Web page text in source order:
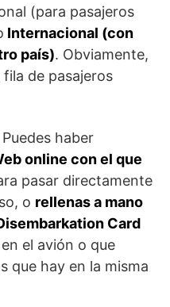
(para pasajeros
Internacional (con
país). Obviamente,
de pasajeros
haber
online con el que
pasar directamente
o rellenas a mano
Card
el avión o que
que hay en la misma